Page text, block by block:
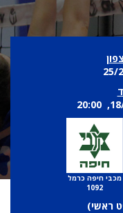
מכבי חיפה כרמל
1092
ראשי)